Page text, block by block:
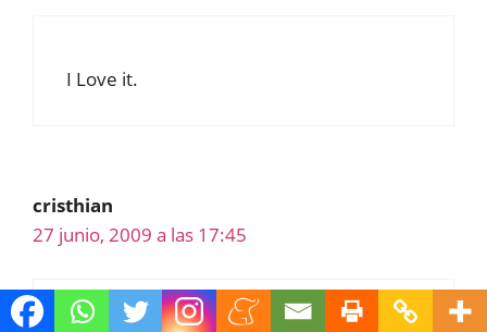
I Love it.
cristhian
27 junio, 2009 a las 17:45